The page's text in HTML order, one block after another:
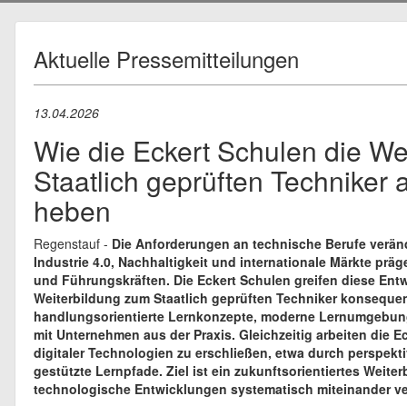
Aktuelle Pressemitteilungen
13.04.2026
Wie die Eckert Schulen die
Staatlich geprüften Techniker
heben
Regenstauf - Die Anforderungen an technische Berufe
Industrie 4.0, Nachhaltigkeit und internationale Märkte
und Führungskräften. Die Eckert Schulen greifen diese
Weiterbildung zum Staatlich geprüften Techniker
handlungsorientierte Lernkonzepte, moderne
mit Unternehmen aus der Praxis. Gleichzeitig arbeiten die
digitaler Technologien zu erschließen, etwa durch
gestützte Lernpfade. Ziel ist ein zukunftsorientiertes
technologische Entwicklungen systematisch miteinander